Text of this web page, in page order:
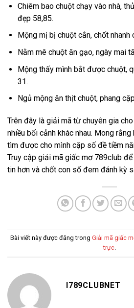
Chiêm bao chuột chạy vào nhà,
đẹp 58,85.
Mộng mị bị chuột cắn, chốt nhanh
Nằm mê chuột ăn gạo, ngày mai
Mộng thấy mình bắt được chuột,
31.
Ngủ mộng ăn thịt chuột, phang
Trên đây là giải mã từ chuyên gia
nhiều bối cảnh khác nhau. Mong
tìm được cho mình cặp số đề tiềm
Truy cập giải mã giấc mơ 789club để
tin hơn và chốt con số đem đánh kỳ
Bài viết này được đăng trong Giải mã giấc
trực.
I789CLUBNET